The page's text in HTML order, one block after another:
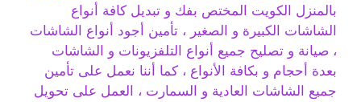
بالمنزل الكويت المختص بفك و تبديل كافة أنواع
الشاشات الكبيرة و الصغير ، تأمين أجود أنواع الشاشات
، صيانة و تصليح جميع أنواع التلفزيونات و الشاشات
بعدة أحجام و بكافة الأنواع ، كما أننا نعمل على تأمين
جميع الشاشات العادية و السمارت ، العمل على تحويل